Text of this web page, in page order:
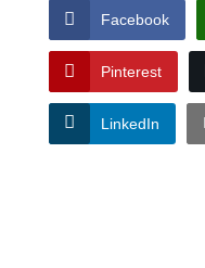
Facebook
Pinterest
LinkedIn